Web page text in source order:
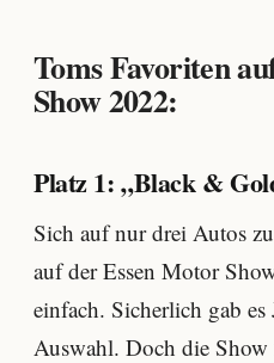
Toms Favoriten
Show 2022:
Platz 1: „Black &
Sich auf nur drei Autos
auf der Essen Motor
einfach. Sicherlich gab
Auswahl. Doch die Show